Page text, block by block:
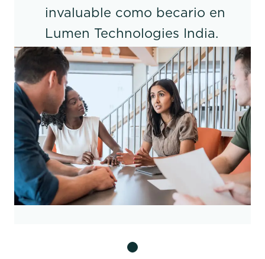
invaluable como becario en
Lumen Technologies India.